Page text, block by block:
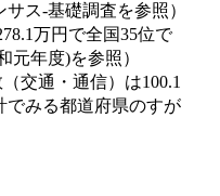
ス‐基礎調査を参照）
万円で全国35位で
元年度)を参照）
交通・通信）は100.1
でみる都道府県のすが